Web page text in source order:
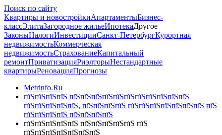
Поиск по сайту
Квартиры и новостройкиАпартаментыБизнес-
классЭлитаЗагородное жильеИпотекаДругое
ЗаконыНалогиИнвестицииСанкт-ПетербургКурортная
недвижимостьКоммерческая
недвижимостьСтрахованиеКапитальный
ремонтПриватизацияРиэлторыНестандартные
квартирыРеновацияПрогнозы
Metrinfo.Ru
пїЅпїЅпїЅпїЅ пїЅпїЅпїЅпїЅпїЅпїЅпїЅпїЅпїЅпїЅпїЅ
пїЅпїЅпїЅпїЅпїЅ, пїЅпїЅпїЅпїЅ пїЅпїЅпїЅпїЅпїЅпїЅпїЅ пїЅ
пїЅпїЅпїЅпїЅ пїЅпїЅпїЅпїЅ
пїЅпїЅпїЅпїЅпїЅ пїЅпїЅпїЅпїЅпїЅ пїЅ
пїЅпїЅпїЅпїЅпїЅпїЅпїЅ